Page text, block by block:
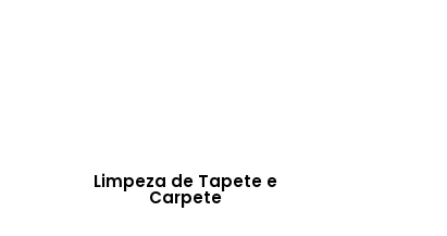
Limpeza de Tapete e
Carpete